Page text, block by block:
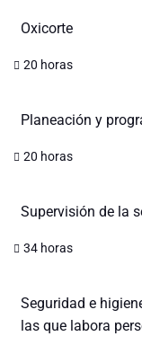
Oxicorte
20 horas
Planeación y
20 horas
Supervisión de la
34 horas
Seguridad e
las que labora